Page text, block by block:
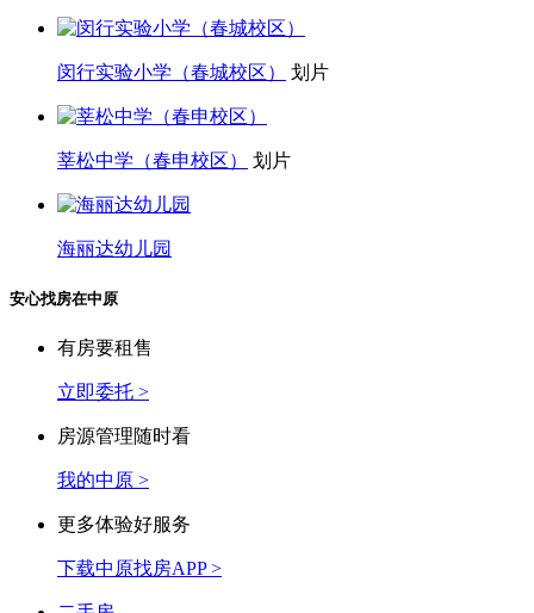
万科假日风景(畹町路99弄公寓) 闵行/莘庄南广场
2002年59502元/平
万科假日风景(畹町路100弄)
2002年57808元/平
绿地春申花园
2002年62308
锦梅馨苑 闵行/春申
2010年60907元/平
周边学校